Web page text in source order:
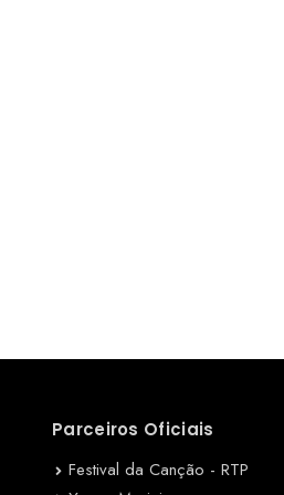
Parceiros Oficiais
Festival da Canção - RTP